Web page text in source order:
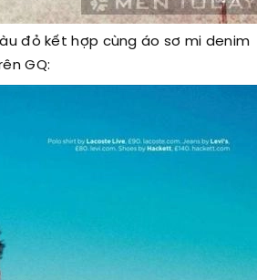
đỏ kết hợp cùng áo sơ mi denim
GQ: